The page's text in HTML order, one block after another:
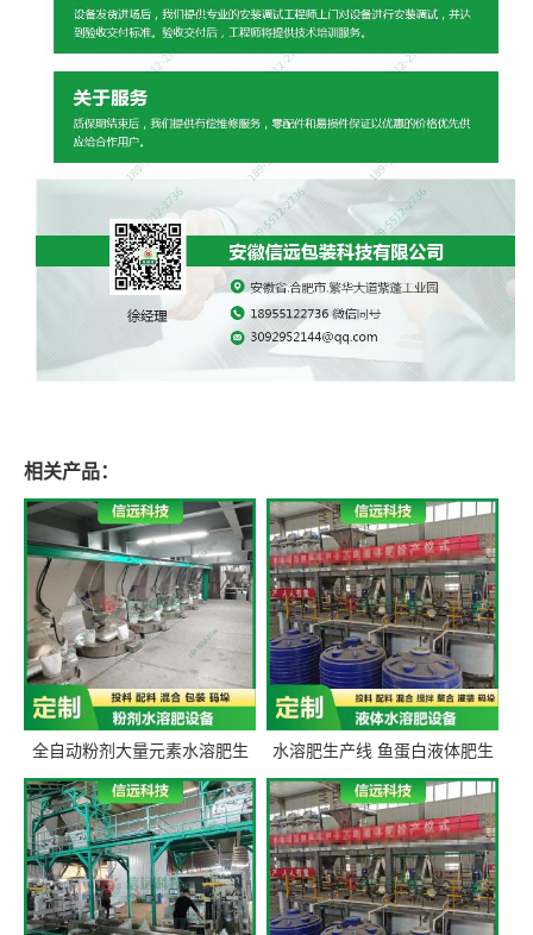
相关产品：
全自动粉剂大量元素水溶肥生
产设备 信远科技肥料生产设备
源头厂家
水溶肥生产线 鱼蛋白液体肥生
产设备 氨基酸液态肥全套设备